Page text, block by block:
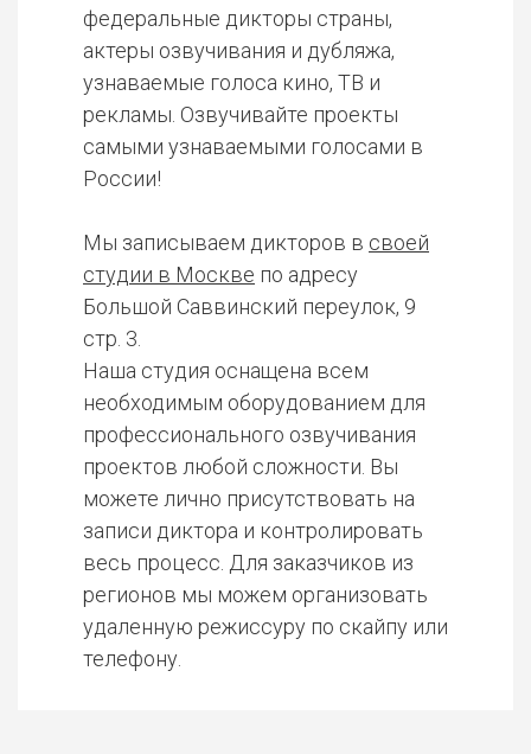
федеральные дикторы страны,
актеры озвучивания и дубляжа,
узнаваемые голоса кино, ТВ и
рекламы. Озвучивайте проекты
самыми узнаваемыми голосами в
России!
Мы записываем дикторов в своей
студии в Москве по адресу
Большой Саввинский переулок, 9
стр. 3.
Наша студия оснащена всем
необходимым оборудованием для
профессионального озвучивания
проектов любой сложности. Вы
можете лично присутствовать на
записи диктора и контролировать
весь процесс. Для заказчиков из
регионов мы можем организовать
удаленную режиссуру по скайпу или
телефону.